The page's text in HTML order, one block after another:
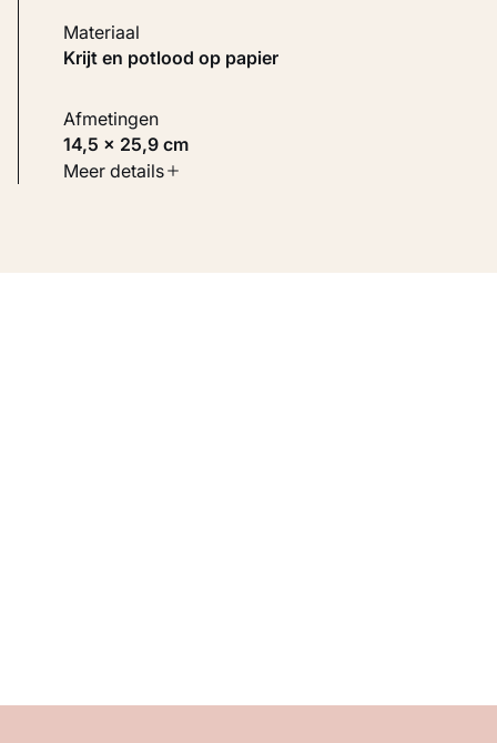
Materiaal
Krijt en potlood op papier
Afmetingen
14,5 × 25,9 cm
Soort werk
Meer details